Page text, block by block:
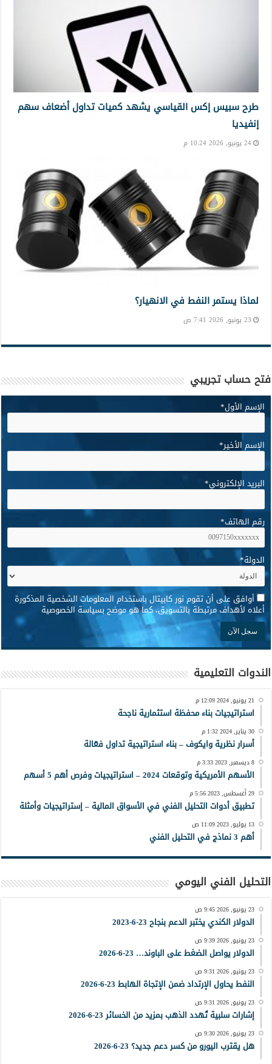
طرح سبيس إكس القياسي يشهد كميات تداول أضعاف سهم
إنفيديا
24 يونيو, 2026 10:24 م
لماذا يستمر النفط في الانهيار؟
23 يونيو, 2026 7:41 ص
فتح حساب تجريبي
الإسم الأول*
الإسم الأخير*
البريد الإلكتروني*
رقم الهاتف*
الدولة*
* أوافق على أن تقوم نور كابيتال باستخدام المعلومات الشخصية المذكورة
أعلاه لأهداف مرتبطة بالتسويق، كما هو موضح بسياسة الخصوصية
الندوات التعليمية
21 يونيو, 2024 12:09 م
استراتيجيات بناء محفظة استثمارية ناجحة
30 يناير, 2024 1:32 م
أسرار نظرية وايكوف – بناء استراتيجية تداول فعّالة
8 ديسمبر, 2023 3:33 م
الأسهم الأمريكية وتوقعات 2024 – استراتيجيات وفرص أهم 5 أسهم
29 أغسطس, 2023 5:56 م
تطبيق أدوات التحليل الفني في الأسواق المالية – إستراتيجيات وأمثلة
13 يوليو, 2023 11:09 ص
أهم 3 نماذج في التحليل الفني
التحليل الفني اليومي
23 يونيو, 2026 9:45 ص
الدولار الكندي يختبر الدعم بنجاح 23-6-2023
23 يونيو, 2026 9:39 ص
الدولار يواصل الضغط على الباوند… 23-6-2026
23 يونيو, 2026 9:31 ص
النفط يحاول الإرتداد ضمن الإتجاة الهابط 23-6-2026
23 يونيو, 2026 9:31 ص
إشارات سلبية تُهدد الذهب بمزيد من الخسائر 23-6-2026
23 يونيو, 2026 9:30 ص
هل يقترب اليورو من كسر دعم جديد؟ 23-6-2026